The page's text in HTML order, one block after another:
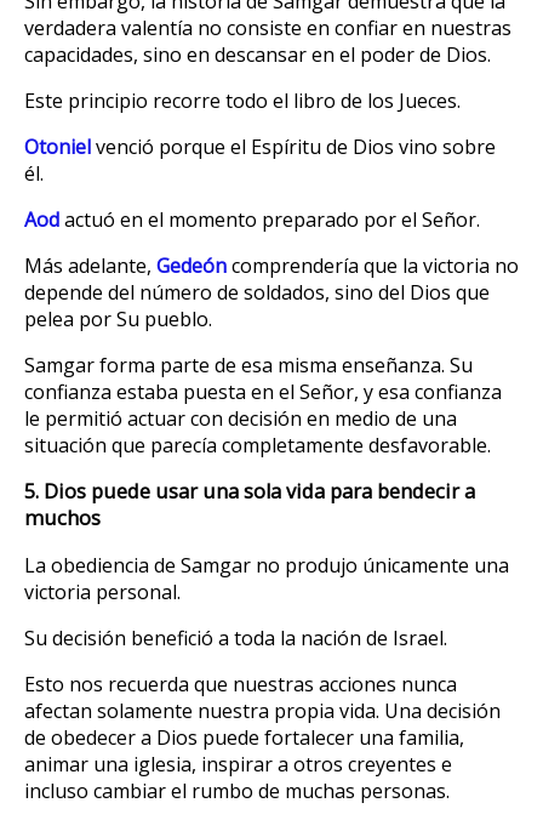
verdadera valentía no consiste en confiar en nuestras
capacidades, sino en descansar en el poder de Dios.
Este principio recorre todo el libro de los Jueces.
Otonielvenció porque el Espíritu de Dios vino sobre
él.
Aodactuó en el momento preparado por el Señor.
Más adelante, Gedeóncomprendería que la victoria no
depende del número de soldados, sino del Dios que
pelea por Su pueblo.
Samgar forma parte de esa misma enseñanza. Su
confianza estaba puesta en el Señor, y esa confianza
le permitió actuar con decisión en medio de una
situación que parecía completamente desfavorable.
5. Dios puede usar una sola vida para bendecir a
muchos
La obediencia de Samgar no produjo únicamente una
victoria personal.
Su decisión benefició a toda la nación de Israel.
Esto nos recuerda que nuestras acciones nunca
afectan solamente nuestra propia vida. Una decisión
de obedecer a Dios puede fortalecer una familia,
animar una iglesia, inspirar a otros creyentes e
incluso cambiar el rumbo de muchas personas.